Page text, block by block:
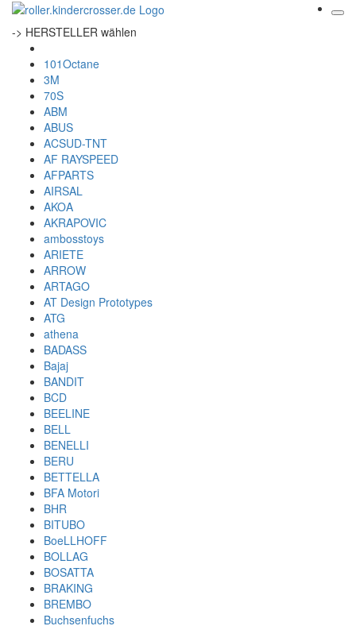
-> HERSTELLER wählen
101Octane
3M
70S
ABM
ABUS
ACSUD-TNT
AF RAYSPEED
AFPARTS
AIRSAL
AKOA
AKRAPOVIC
ambosstoys
ARIETE
ARROW
ARTAGO
AT Design Prototypes
ATG
athena
BADASS
Bajaj
BANDIT
BCD
BEELINE
BELL
BENELLI
BERU
BETTELLA
BFA Motori
BHR
BITUBO
BoeLLHOFF
BOLLAG
BOSATTA
BRAKING
BREMBO
Buchsenfuchs